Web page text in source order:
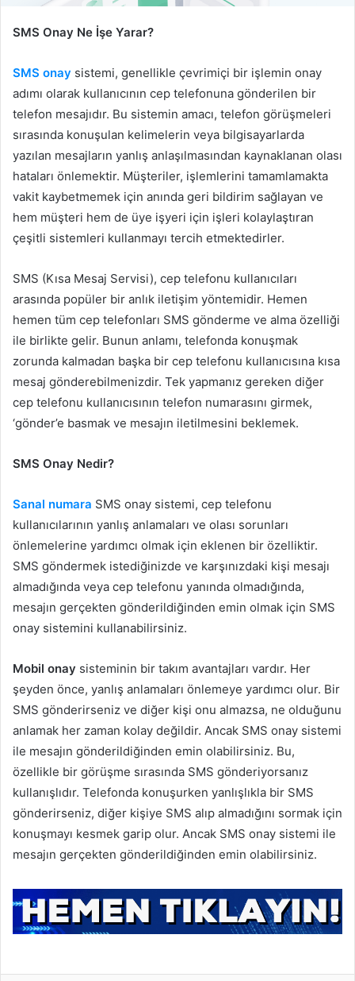
SMS Onay Ne İşe Yarar?
SMS onay sistemi, genellikle çevrimiçi bir işlemin onay
adımı olarak kullanıcının cep telefonuna gönderilen bir
telefon mesajıdır. Bu sistemin amacı, telefon görüşmeleri
sırasında konuşulan kelimelerin veya bilgisayarlarda
yazılan mesajların yanlış anlaşılmasından kaynaklanan olası
hataları önlemektir. Müşteriler, işlemlerini tamamlamakta
vakit kaybetmemek için anında geri bildirim sağlayan ve
hem müşteri hem de üye işyeri için işleri kolaylaştıran
çeşitli sistemleri kullanmayı tercih etmektedirler.
SMS (Kısa Mesaj Servisi), cep telefonu kullanıcıları
arasında popüler bir anlık iletişim yöntemidir. Hemen
hemen tüm cep telefonları SMS gönderme ve alma özelliği
ile birlikte gelir. Bunun anlamı, telefonda konuşmak
zorunda kalmadan başka bir cep telefonu kullanıcısına kısa
mesaj gönderebilmenizdir. Tek yapmanız gereken diğer
cep telefonu kullanıcısının telefon numarasını girmek,
‘gönder’e basmak ve mesajın iletilmesini beklemek.
SMS Onay Nedir?
Sanal numara SMS onay sistemi, cep telefonu
kullanıcılarının yanlış anlamaları ve olası sorunları
önlemelerine yardımcı olmak için eklenen bir özelliktir.
SMS göndermek istediğinizde ve karşınızdaki kişi mesajı
almadığında veya cep telefonu yanında olmadığında,
mesajın gerçekten gönderildiğinden emin olmak için SMS
onay sistemini kullanabilirsiniz.
Mobil onay sisteminin bir takım avantajları vardır. Her
şeyden önce, yanlış anlamaları önlemeye yardımcı olur. Bir
SMS gönderirseniz ve diğer kişi onu almazsa, ne olduğunu
anlamak her zaman kolay değildir. Ancak SMS onay sistemi
ile mesajın gönderildiğinden emin olabilirsiniz. Bu,
özellikle bir görüşme sırasında SMS gönderiyorsanız
kullanışlıdır. Telefonda konuşurken yanlışlıkla bir SMS
gönderirseniz, diğer kişiye SMS alıp almadığını sormak için
konuşmayı kesmek garip olur. Ancak SMS onay sistemi ile
mesajın gerçekten gönderildiğinden emin olabilirsiniz.